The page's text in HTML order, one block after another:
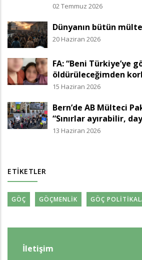
02 Temmuz 2026
Dünyanın bütün
20 Haziran 2026
FA: “Beni Türkiye’ye
öldürüleceğimden
15 Haziran 2026
Bern’de AB Mülteci
“Sınırlar ayırabilir,
13 Haziran 2026
ETIKETLER
GÖÇ GÖÇMENLIK GÖÇ
İletişim